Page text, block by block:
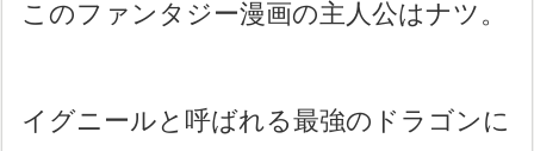
このファンタジー漫画の主人公はナツ。
イグニールと呼ばれる最強のドラゴンに